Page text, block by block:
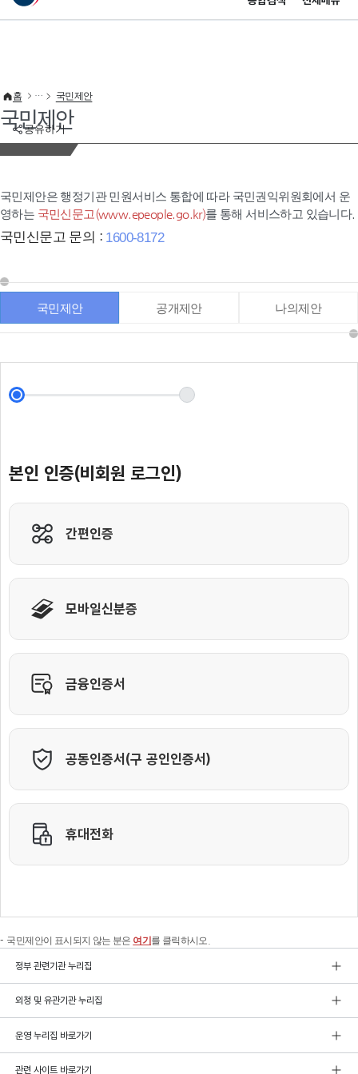
이 누리집은 대한민국 공식 전자정부 누리집입니다.
공유하기
홈 국민제안
국민제안
국민제안은 행정기관 민원서비스 통합에 따라 국민권익위원회에서 운
영하는 국민신문고(www.epeople.go.kr)를 통해 서비스하고 있습니다.
국민신문고 문의 : 1600-8172
국민제안 공개제안 나의제안
국민제안이 표시되지 않는 분은 여기 를 클릭하시오.
정부 관련기관 누리집
외청 및 유관기관 누리집
운영 누리집 바로가기
관련 사이트 바로가기